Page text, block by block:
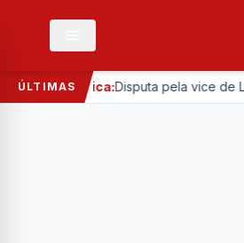
ÚLTIMAS
Política: Disputa pela vice de